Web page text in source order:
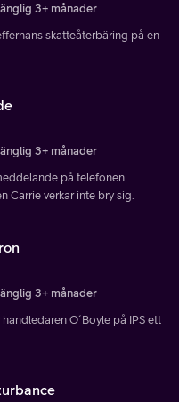
3+ månader
skatteåterbäring på en
3+ månader
på telefonen
Carrie verkar inte bry sig.
3+ månader
O´Boyle på IPS ett